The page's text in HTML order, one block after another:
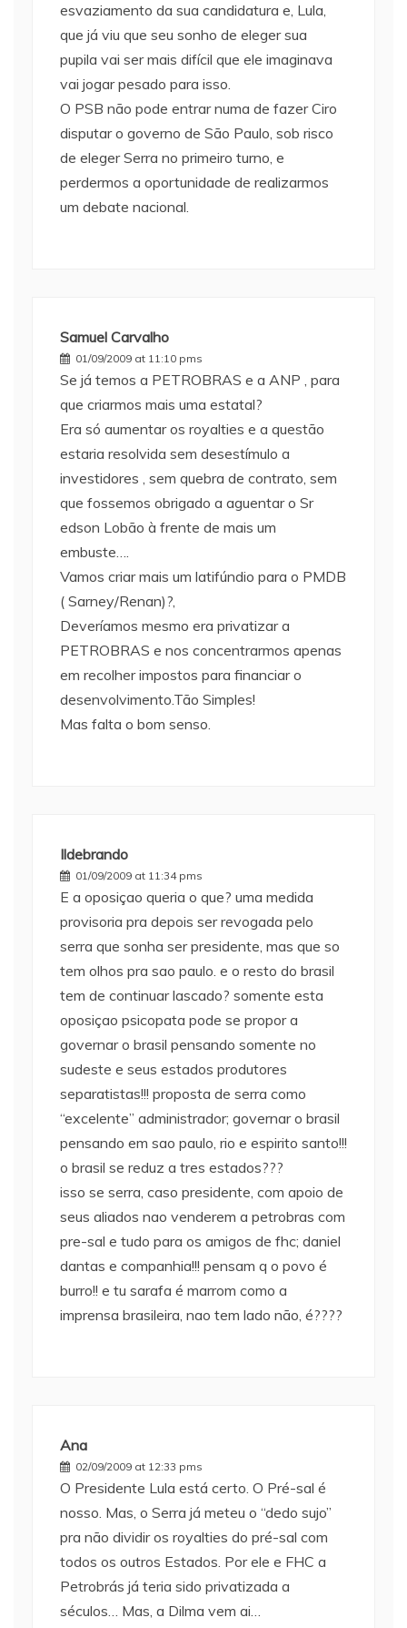
esvaziamento da sua candidatura e, Lula,
que já viu que seu sonho de eleger sua
pupila vai ser mais difícil que ele imaginava
vai jogar pesado para isso.
O PSB não pode entrar numa de fazer Ciro
disputar o governo de São Paulo, sob risco
de eleger Serra no primeiro turno, e
perdermos a oportunidade de realizarmos
um debate nacional.
Samuel Carvalho
01/09/2009 at 11:10 pms
Se já temos a PETROBRAS e a ANP , para
que criarmos mais uma estatal?
Era só aumentar os royalties e a questão
estaria resolvida sem desestímulo a
investidores , sem quebra de contrato, sem
que fossemos obrigado a aguentar o Sr
edson Lobão à frente de mais um
embuste….
Vamos criar mais um latifúndio para o PMDB
( Sarney/Renan)?,
Deveríamos mesmo era privatizar a
PETROBRAS e nos concentrarmos apenas
em recolher impostos para financiar o
desenvolvimento.Tão Simples!
Mas falta o bom senso.
Ildebrando
01/09/2009 at 11:34 pms
E a oposiçao queria o que? uma medida
provisoria pra depois ser revogada pelo
serra que sonha ser presidente, mas que so
tem olhos pra sao paulo. e o resto do brasil
tem de continuar lascado? somente esta
oposiçao psicopata pode se propor a
governar o brasil pensando somente no
sudeste e seus estados produtores
separatistas!!! proposta de serra como
“excelente” administrador; governar o brasil
pensando em sao paulo, rio e espirito santo!!!
o brasil se reduz a tres estados???
isso se serra, caso presidente, com apoio de
seus aliados nao venderem a petrobras com
pre-sal e tudo para os amigos de fhc; daniel
dantas e companhia!!! pensam q o povo é
burro!! e tu sarafa é marrom como a
imprensa brasileira, nao tem lado não, é????
Ana
02/09/2009 at 12:33 pms
O Presidente Lula está certo. O Pré-sal é
nosso. Mas, o Serra já meteu o “dedo sujo”
pra não dividir os royalties do pré-sal com
todos os outros Estados. Por ele e FHC a
Petrobrás já teria sido privatizada a
séculos… Mas, a Dilma vem ai…